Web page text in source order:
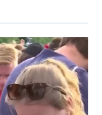
И кто
вся